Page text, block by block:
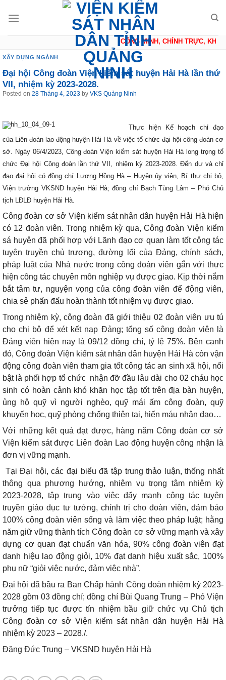
CÔNG MINH, CHÍNH TRỰC,
XÂY DỰNG NGÀNH
Đại hội Công đoàn Viện kiểm sát huyện Hải Hà lần thứ
VII, nhiệm kỳ 2023-2028.
Posted on 28 Tháng 4, 2023 by VKS Quảng Ninh
Thực hiện Kế hoạch chỉ đạo
của Liên đoàn lao động huyện Hải Hà về việc tổ chức đại hội công đoàn cơ
sở. Ngày 06/4/2023, Công đoàn Viện kiểm sát huyện Hải Hà long trọng tổ
chức Đại hội Công đoàn lần thứ VII, nhiệm kỳ 2023-2028. Đến dự và chỉ
đạo đại hội có đồng chí Lương Hồng Hà – Huyện ủy viên, Bí thư chi bộ,
Viện trưởng VKSND huyện Hải Hà; đồng chí Bạch Tùng Lâm – Phó Chủ
tịch LĐLĐ huyện Hải Hà.
Công đoàn cơ sở Viện kiểm sát nhân dân huyện Hải Hà hiện
có 12 đoàn viên. Trong nhiệm kỳ qua, Công đoàn Viện kiểm
sá huyện đã phối hợp với Lãnh đạo cơ quan làm tốt công tác
tuyên truyền chủ trương, đường lối của Đảng, chính sách,
pháp luật của Nhà nước trong công đoàn viên gắn với thực
hiện công tác chuyên môn nghiệp vụ được giao. Kịp thời nắm
bắt tâm tư, nguyện vọng của công đoàn viên để động viên,
chia sẻ phấn đấu hoàn thành tốt nhiệm vụ được giao.
Trong nhiệm kỳ, công đoàn đã giới thiệu 02 đoàn viên ưu tú
cho chi bộ để xét kết nạp Đảng; tổng số công đoàn viên là
Đảng viên hiện nay là 09/12 đồng chí, tỷ lệ 75%. Bên cạnh
đó, Công đoàn Viện kiểm sát nhân dân huyện Hải Hà còn vận
động công đoàn viên tham gia tốt công tác an sinh xã hội, nổi
bật là phối hợp tổ chức nhận đỡ đầu lâu dài cho 02 cháu học
sinh có hoàn cảnh khó khăn học tập tốt trên địa bàn huyện,
ủng hộ quỹ vì người nghèo, quỹ mái ấm công đoàn, quỹ
khuyến học, quỹ phòng chống thiên tai, hiến máu nhân đạo…
Với những kết quả đạt được, hàng năm Công đoàn cơ sở
Viện kiểm sát được Liên đoàn Lao động huyện công nhận là
đơn vị vững mạnh.
Tại Đại hội, các đại biểu đã tập trung thảo luận, thống nhất
thông qua phương hướng, nhiệm vụ trọng tâm nhiệm kỳ
2023-2028, tập trung vào việc đẩy mạnh công tác tuyên
truyền giáo dục tư tưởng, chính trị cho đoàn viên, đảm bảo
100% công đoàn viên sống và làm việc theo pháp luật; hằng
năm giữ vững thành tích Công đoàn cơ sở vững mạnh và xây
dựng cơ quan đạt chuẩn văn hóa, 90% công đoàn viên đạt
danh hiệu lao động giỏi, 10% đạt danh hiệu xuất sắc, 100%
phụ nữ “giỏi việc nước, đảm việc nhà”.
Đại hội đã bầu ra Ban Chấp hành Công đoàn nhiệm kỳ 2023-
2028 gồm 03 đồng chí; đồng chí Bùi Quang Trung – Phó Viện
trưởng tiếp tục được tín nhiệm bầu giữ chức vụ Chủ tịch
Công đoàn cơ sở Viện kiểm sát nhân dân huyện Hải Hà
nhiệm kỳ 2023 – 2028./.
Đặng Đức Trung – VKSND huyện Hải Hà